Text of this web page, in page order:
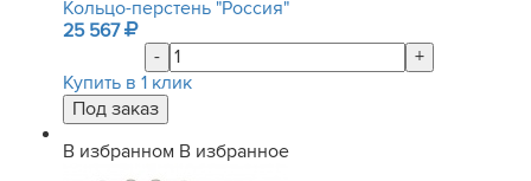
Кольцо-перстень "Россия"
25 567
-
+
Купить в 1 клик
В избранном В избранное